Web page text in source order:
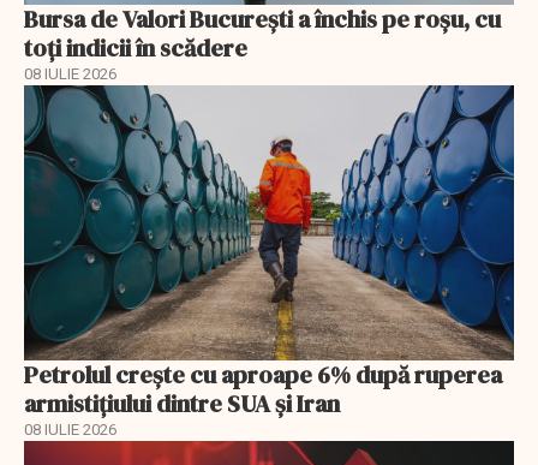
Bursa de Valori București a închis pe roșu, cu
toți indicii în scădere
08 IULIE 2026
Petrolul crește cu aproape 6% după ruperea
armistițiului dintre SUA și Iran
08 IULIE 2026